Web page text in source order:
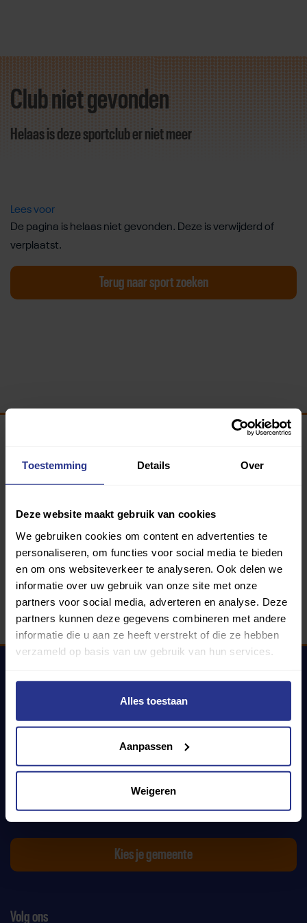
Toestemming Details Over
Deze website maakt gebruik van cookies
We gebruiken cookies om content en advertenties te
personaliseren, om functies voor social media te bieden
en om ons websiteverkeer te analyseren. Ook delen we
informatie over uw gebruik van onze site met onze
partners voor social media, adverteren en analyse. Deze
partners kunnen deze gegevens combineren met andere
informatie die u aan ze heeft verstrekt of die ze hebben
verzameld op basis van uw gebruik van hun services.
Alles toestaan
Aanpassen
Weigeren
Direct door naar content
Club niet gevonden
Helaas is deze sportclub er niet meer
Lees voor
De pagina is helaas niet gevonden. Deze is verwijderd of
verplaatst.
Terug naar sport zoeken
Partners:
Volg ons
Contact met jouw gemeente?
Kies je gemeente